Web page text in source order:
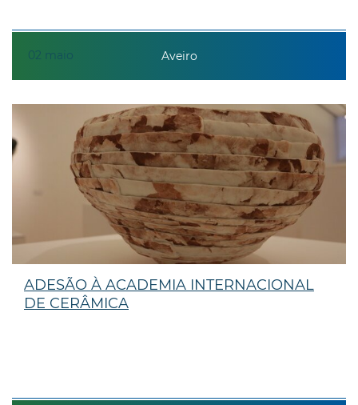
02 maio Aveiro
ADESÃO À ACADEMIA INTERNACIONAL
DE CERÂMICA